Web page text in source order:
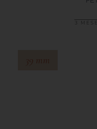
3
39 mm